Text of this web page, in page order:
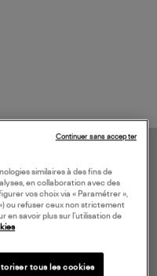
similaires à des fins de
en collaboration avec des
vos choix via « Paramétrer »,
ou refuser ceux non strictement
en savoir plus sur l’utilisation de
tous les cookies
Continuer sans accepter